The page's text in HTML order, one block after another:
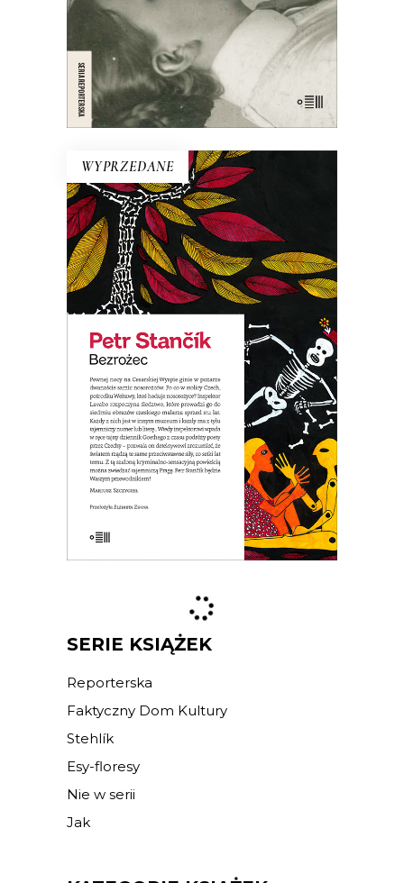
E-BOOK DO KOSZYKA
42.00 21.00zł
WYPRZEDANE
E-BOOK DO KOSZYKA
BEZROŻEC
Szalony kryminał z zabawnymi wątkami
erotycznymi, a jednocześnie
przewodnik po tajemniczych miejscach
Pragi. Parodia powieści sensacyjnej.
39.00zł 19.50zł
SERIE KSIĄŻEK
Reporterska
Faktyczny Dom Kultury
Stehlík
Esy-floresy
Nie w serii
Jak